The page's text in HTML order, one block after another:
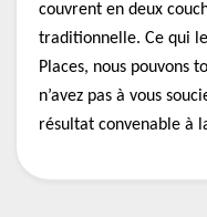
couvrent en deux
traditionnelle. Ce qui
Places, nous pouvons
n’avez pas à vous
résultat convenable à